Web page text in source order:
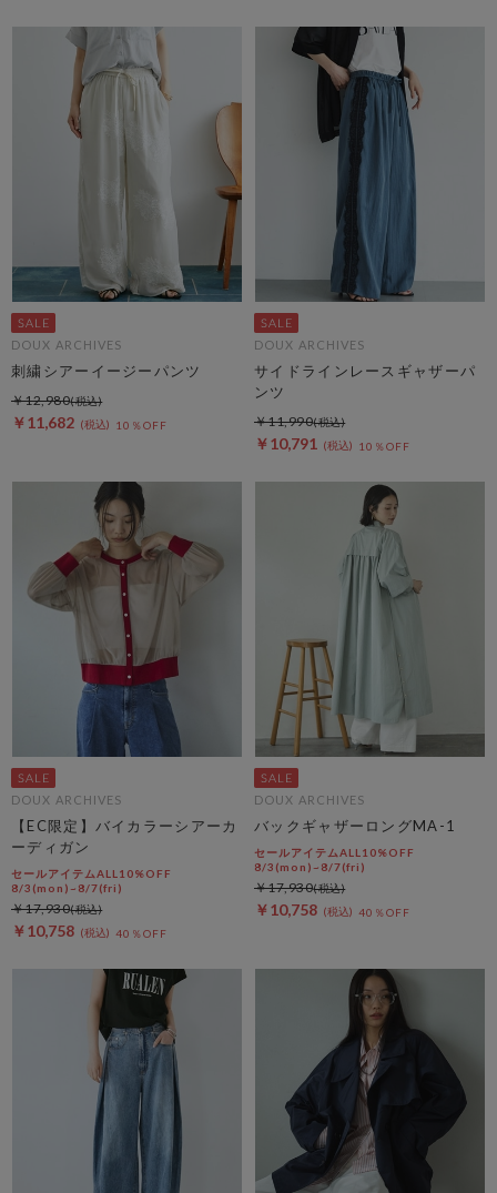
DOUX ARCHIVES
刺繍シアーイージーパンツ
￥11,682 10％OFF
￥12,980
DOUX ARCHIVES
サイドラインレースギャザーパ
ンツ
￥10,791 10％OFF
￥11,990
DOUX ARCHIVES
【EC限定】バイカラーシアーカ
ーディガン
セールアイテムALL10%OFF
8/3(mon)~8/7(fri)
￥10,758 40％OFF
￥17,930
DOUX ARCHIVES
バックギャザーロングMA-1
セールアイテムALL10%OFF
8/3(mon)~8/7(fri)
￥10,758 40％OFF
￥17,930